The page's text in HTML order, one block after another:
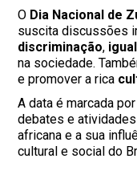
O Dia Nacional de
suscita discussões
discriminação,
na sociedade.
e promover a rica
A data é marcada
debates e
africana e a sua
cultural e social do